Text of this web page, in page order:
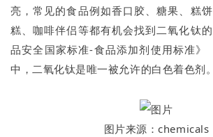
亮，常见的食品例如香口胶、糖果、糕
糕、咖啡伴侣等都有机会找到二氧化钛
品安全国家标准-食品添加剂使用标准》
中，二氧化钛是唯一被允许的白色着色剂。
图片来源：chemicals